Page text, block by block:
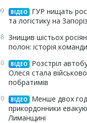
ВІДЕО
ГУР нищать
та логістику на
Знищив шістьох
полон: історія
ВІДЕО
Розстріл
Олеся стала
побратимів
ВІДЕО
Менше двох
прикордонники
Лиманщині